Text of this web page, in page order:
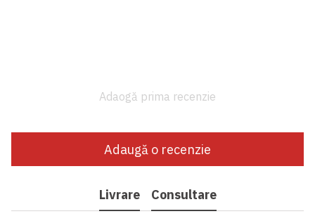
Adaogă prima recenzie
Adaugă o recenzie
Livrare Consultare